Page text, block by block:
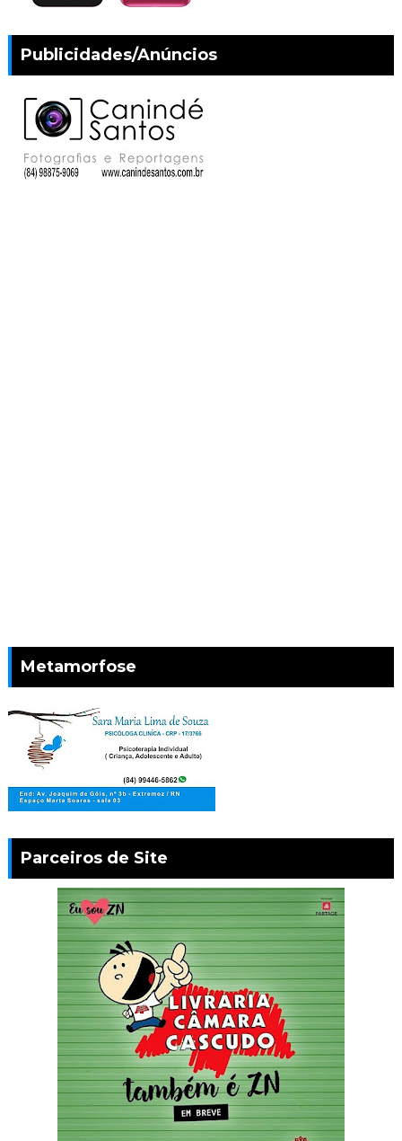
Publicidades/Anúncios
Metamorfose
Parceiros de Site